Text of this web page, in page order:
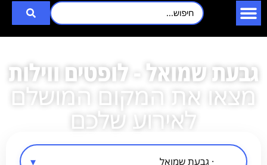
גבעת שמואל - לופטים ווילות
מצאו את המקום המושלם
לאירוע שלכם